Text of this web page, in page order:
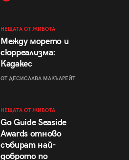
НЕЩАТА ОТ ЖИВОТА
Между морето и
сюрреализма:
Кадакес
ОТ ДЕСИСЛАВА МАКЪЛРЕЙТ
НЕЩАТА ОТ ЖИВОТА
Go Guide Seaside
Awards отново
събират най-
доброто по